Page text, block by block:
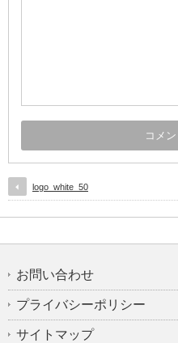
logo_white_50
お問い合わせ
プライバシーポリシー
サイトマップ